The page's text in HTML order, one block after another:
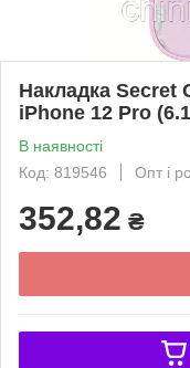
Накладка Secret
iPhone 12 Pro
В наявності
Код: 819546
Опт і
352,82 ₴